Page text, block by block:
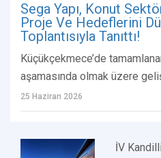
Sega Yapı, Konut
Proje Ve Hedeflerini
Toplantısıyla Tanıttı!
Küçükçekmece’de
aşamasında olmak üzere
25 Haziran 2026
İV